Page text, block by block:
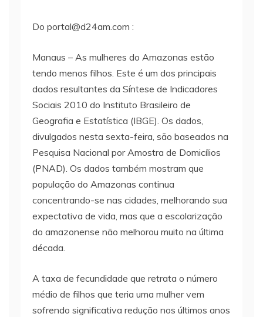
Do portal@d24am.com :
Manaus – As mulheres do Amazonas estão
tendo menos filhos. Este é um dos principais
dados resultantes da Síntese de Indicadores
Sociais 2010 do Instituto Brasileiro de
Geografia e Estatística (IBGE). Os dados,
divulgados nesta sexta-feira, são baseados na
Pesquisa Nacional por Amostra de Domicílios
(PNAD). Os dados também mostram que
população do Amazonas continua
concentrando-se nas cidades, melhorando sua
expectativa de vida, mas que a escolarização
do amazonense não melhorou muito na última
década.
A taxa de fecundidade que retrata o número
médio de filhos que teria uma mulher vem
sofrendo significativa redução nos últimos anos